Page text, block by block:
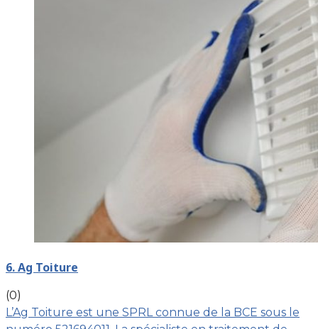
6. Ag Toiture
(0)
L’Ag Toiture est une SPRL connue de la BCE sous le